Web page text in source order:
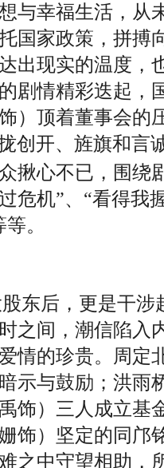
与幸福生活，从
国家政策，拼搏
出现实的温度，
剧情精彩迭起，
）顶着董事会的
创开、旌旗和言
揪心不已，围绕
危机”、“看得我
。
东后，更是干
之间，潮信陷入
情的珍贵。周定
示与鼓励；洪雨
饰）三人成立基
饰）坚定的同邝
之中守望相助，